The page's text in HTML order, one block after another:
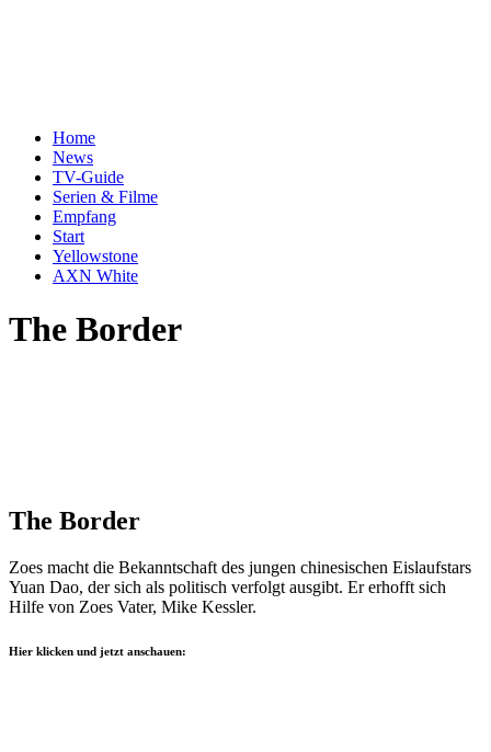
Home
News
TV-Guide
Serien & Filme
Empfang
Start
Yellowstone
AXN White
The Border
The Border
Zoes macht die Bekanntschaft des jungen chinesischen Eislaufstars
Yuan Dao, der sich als politisch verfolgt ausgibt. Er erhofft sich
Hilfe von Zoes Vater, Mike Kessler.
Hier klicken und jetzt anschauen: